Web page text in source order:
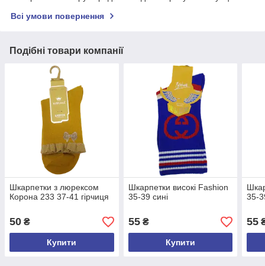
Всі умови повернення
Подібні товари компанії
Шкарпетки з люрексом
Корона 233 37-41 гірчиця
50 ₴
Купити
Шкарпетки високі Fashion
35-39 сині
55₴
Купити
35-
55